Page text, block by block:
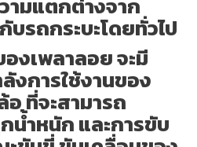
รถกระบะโดยทั่วไป
งเพลาลอย จะมี
งการใช้งานของ
ที่จะสามารถ
น้ำหนัก และการขับ